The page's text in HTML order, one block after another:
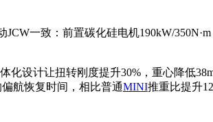
JCW一致：前置碳化硅电机190kW/
化设计让扭转刚度提升30%，重心降低
航恢复时间，相比普通MINI推重比提升